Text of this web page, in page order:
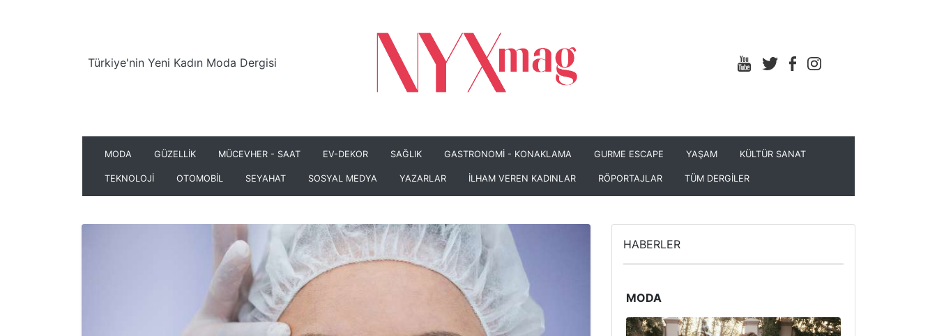
Türkiye'nin Yeni Kadın Moda Dergisi
MODA GÜZELLİK MÜCEVHER - SAAT EV-DEKOR SAĞLIK GASTRONOMİ - KONAKLAMA GURME ESCAPE YAŞAM KÜLTÜR SANAT
TEKNOLOJİ OTOMOBİL SEYAHAT SOSYAL MEDYA YAZARLAR İLHAM VEREN KADINLAR RÖPORTAJLAR TÜM DERGİLER
HABERLER
MODA